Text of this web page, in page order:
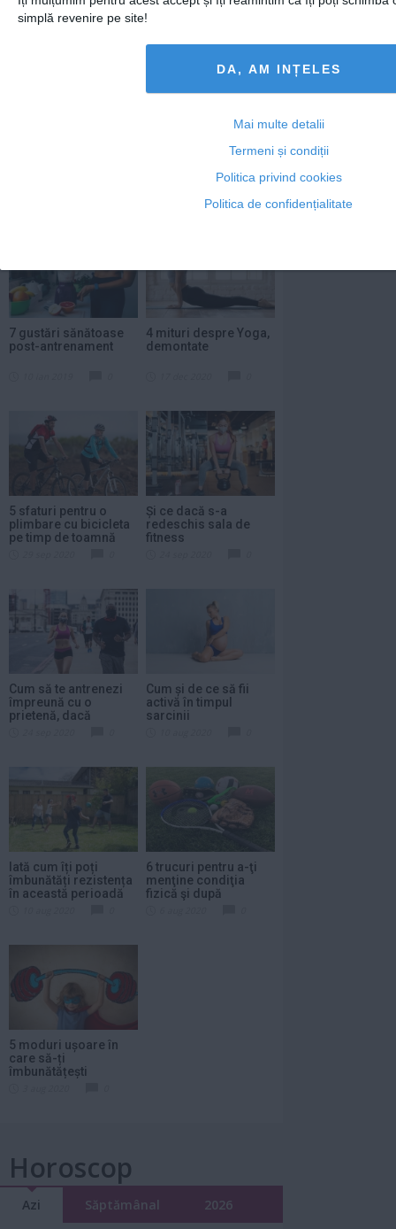
simplă revenire pe site!
DA, AM INȚELES
Mai multe detalii
Termeni și condiții
Politica privind cookies
Politica de confidențialitate
7 gustări sănătoase
post-antrenament
4 mituri despre Yoga,
demontate
5 sfaturi pentru o
plimbare cu bicicleta
pe timp de toamnă
Și ce dacă s-a
redeschis sala de
fitness
Cum să te antrenezi
împreună cu o
prietenă, dacă
Cum și de ce să fii
activă în timpul
sarcinii
Iată cum îți poți
îmbunătăți rezistența
în această perioadă
6 trucuri pentru a-ţi
menţine condiţia
fizică şi după
5 moduri ușoare în
care să-ți
îmbunătățești
Horoscop
Azi Săptămânal 2026